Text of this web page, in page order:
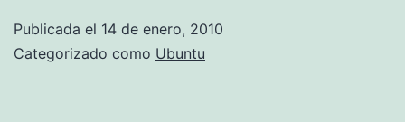
Publicada el 14 de enero, 2010
Categorizado como Ubuntu